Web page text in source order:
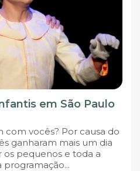
em São Paulo
com vocês? Por causa do
ganharam mais um dia
os pequenos e toda a
programação...